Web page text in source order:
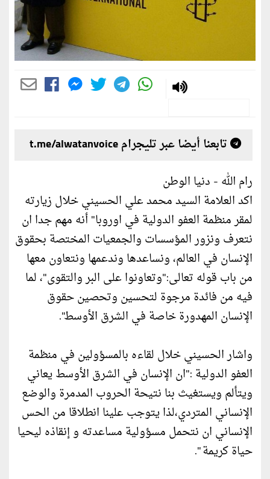
تابعنا أيضا عبر تليجرام t.me/alwatanvoice
رام الله - دنيا الوطن
اكد العلامة السيد محمد علي الحسيني خلال زيارته
لمقر منظمة العفو الدولية في اوروبا" أنه مهم جدا ان
نتعرف ونزور المؤسسات والجمعيات المختصة بحقوق
الإنسان في العالم، ونساعدها وندعمها ونتعاون معها
من باب قوله تعالى:"وتعاونوا على البر والتقوى"، لما
فيه من فائدة مرجوة لتحسين وتحصين حقوق
الإنسان المهدورة خاصة في الشرق الأوسط".
واشار الحسيني خلال لقاءه بالمسؤولين في منظمة
العفو الدولية :"ان الإنسان في الشرق الأوسط يعاني
ويتألم ويستغيث بنا نتيحة الحروب المدمرة والوضع
الإنساني المتردي،لذا يتوجب علينا انطلاقا من الحس
الإنساني ان نتحمل مسؤولية مساعدته و إنقاذه ليحيا
حياة كريمة ".